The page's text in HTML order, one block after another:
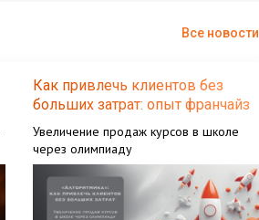
Все новости
Как привлечь клиентов без
больших затрат: опыт франчайзи
"Алгоритмика"
Увеличение продаж курсов в школе
через олимпиаду